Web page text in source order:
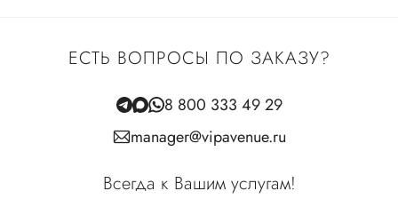
ЕСТЬ ВОПРОСЫ ПО ЗАКАЗУ?
8 800 333 49 29
manager@vipavenue.ru
Всегда к Вашим услугам!